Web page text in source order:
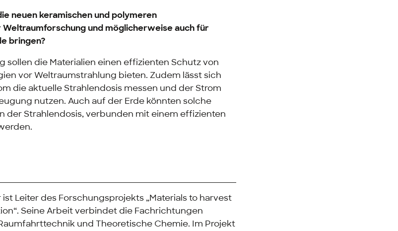
neuen keramischen und polymeren
und möglicherweise auch für
bringen?
sollen die Materialien einen effizienten Schutz von
vor Weltraumstrahlung bieten. Zudem lässt sich
die aktuelle Strahlendosis messen und der Strom
nutzen. Auch auf der Erde könnten solche
der Strahlendosis, verbunden mit einem effizienten
Leiter des Forschungsprojekts „Materials to harvest
Seine Arbeit verbindet die Fachrichtungen
und Theoretische Chemie. Im Projekt